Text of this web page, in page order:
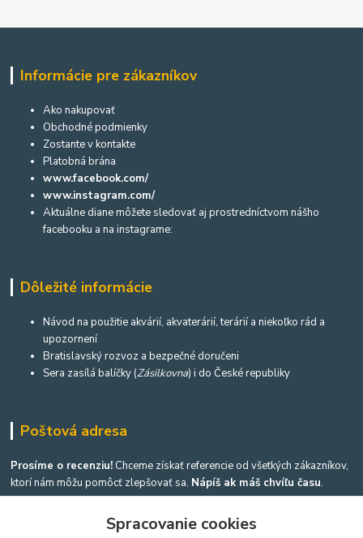
Informácie pre zákazníkov
Ako nakupovať
Obchodné podmienky
Zostante v kontakte
Platobná brána
www.facebook.com/
www.instagram.com/
Aktuálne diane môžete sledovať aj prostredníctvom nášho
facebooku a na instagrame:
Dôležité informácie
Návod na použitie akvárií, akvaterárií, terárií a niekoľko rád a
upozornení
Bratislavský rozvoz a bezpečné doručeni
Sera zasílá balíčky (Zásilkovna) i do České republiky
Poštová adresa
Prosíme o recenziu! Chceme získať referencie od všetkých zákazníkov,
ktorí nám môžu pomôcť zlepšovať sa. Nápíš ak máš chvíľu času.
Spracovanie cookies